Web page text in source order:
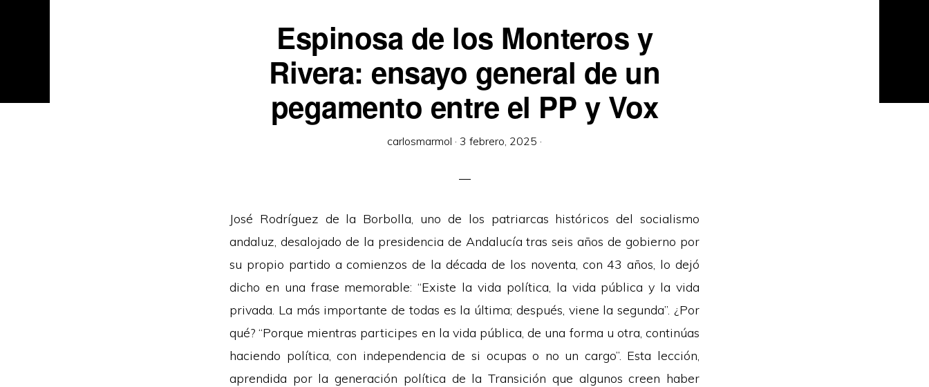
Espinosa de los Monteros y
Rivera: ensayo general de un
pegamento entre el PP y Vox
carlosmarmol · 3 febrero, 2025 ·
José Rodríguez de la Borbolla, uno de los patriarcas históricos del socialismo
andaluz, desalojado de la presidencia de Andalucía tras seis años de gobierno por
su propio partido a comienzos de la década de los noventa, con 43 años, lo dejó
dicho en una frase memorable: “Existe la vida política, la vida pública y la vida
privada. La más importante de todas es la última; después, viene la segunda”. ¿Por
qué? “Porque mientras participes en la vida pública, de una forma u otra, continúas
haciendo política, con independencia de si ocupas o no un cargo”. Esta lección,
aprendida por la generación política de la Transición que algunos creen haber